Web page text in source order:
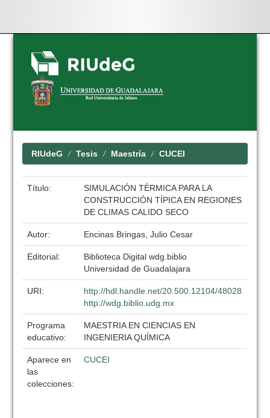
Skip
navigation
RIUdeG Tesis Maestría CUCEI
Título:
SIMULACIÓN TÉRMICA PARA LA
CONSTRUCCIÓN TÍPICA EN REGIONES
DE CLIMAS CALIDO SECO
Autor: Encinas Bringas, Julio Cesar
Editorial:
Biblioteca Digital wdg.biblio
Universidad de Guadalajara
URI:
http://hdl.handle.net/20.500.12104/48028
http://wdg.biblio.udg.mx
Programa
educativo:
MAESTRIA EN CIENCIAS EN
INGENIERIA QUÍMICA
Aparece en
las
colecciones:
CUCEI